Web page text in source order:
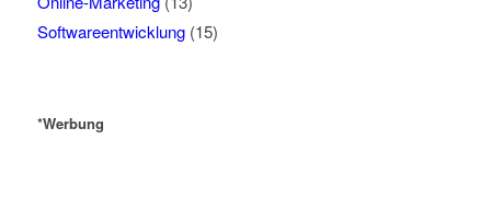
Softwareentwicklung(15)
*Werbung